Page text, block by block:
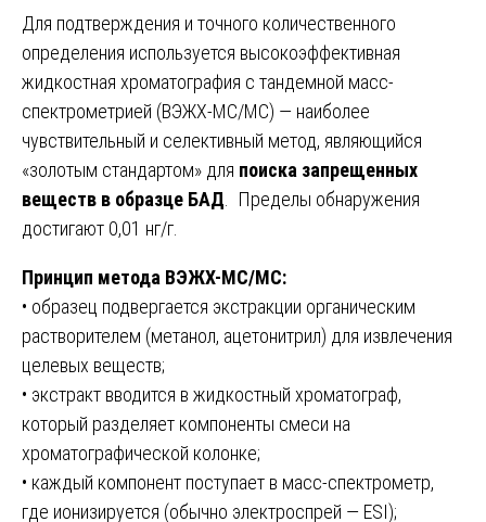
Для подтверждения и точного количественного
определения используется высокоэффективная
жидкостная хроматография с тандемной масс-
спектрометрией (ВЭЖХ-МС/МС) — наиболее
чувствительный и селективный метод, являющийся
«золотым стандартом» для поиска запрещенных
веществ в образце БАД . Пределы обнаружения
достигают 0,01 нг/г.
Принцип метода ВЭЖХ-МС/МС:
• образец подвергается экстракции органическим
растворителем (метанол, ацетонитрил) для извлечения
целевых веществ;
• экстракт вводится в жидкостный хроматограф,
который разделяет компоненты смеси на
хроматографической колонке;
• каждый компонент поступает в масс-спектрометр,
где ионизируется (обычно электроспрей — ESI);